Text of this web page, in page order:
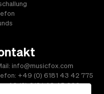
info@musicfox.com
+49 (0) 6181 43 42 775
+49 (0) 6181 43 45 609